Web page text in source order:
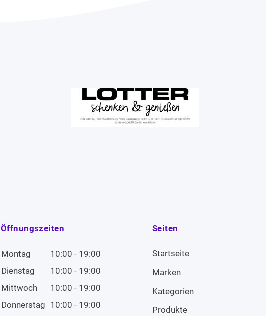
Öffnungszeiten
Montag
10:00 - 19:00
Dienstag
10:00 - 19:00
Mittwoch
10:00 - 19:00
Donnerstag 10:00 - 19:00
Seiten
Startseite
Marken
Kategorien
Produkte